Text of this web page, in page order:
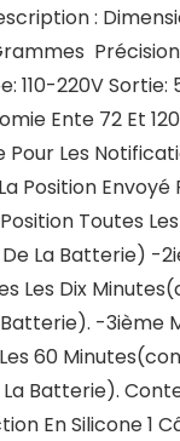
:
Précision
110-220V Sortie:
Ente 72 Et
Pour Les
Position Envoyé
Toutes
La Batterie) -
Les Dix
-3ième
60
Batterie).
En Silicone 1